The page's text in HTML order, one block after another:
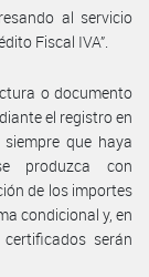
al servicio
Fiscal IVA”.
o documento
el registro en
siempre que haya
produzca con
de los importes
condicional y, en
serán